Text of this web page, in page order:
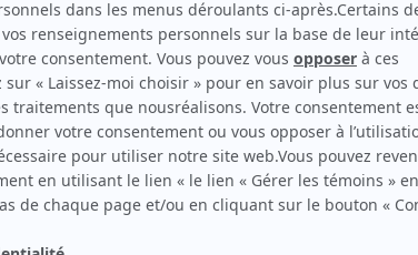
Les aventures de la Courte échelle(Mme Lancelot)
La déposition(Léna Fulvi)
Avec un grand A: Secret de famille(Sophie )
Sous un ciel variable ( Dr Jocelyne Lizotte1995)
Un signe de feu (Martine Poliquin)
L'Héritage(Miriam Galarneau)
Des dames de coeur(Martine Poliquin1986 -1989